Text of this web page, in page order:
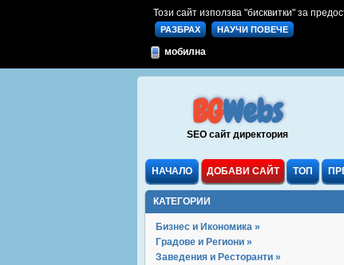
Този сайт използва "бисквитки" за
РАЗБРАХ НАУЧИ ПОВЕЧЕ
мобилна
BGWebs
SEO сайт директория
НАЧАЛО ДОБАВИ САЙТ ТОП
КАТЕГОРИИ
Бизнес и Икономика »
Градове и Региони »
Заведения и Ресторанти »